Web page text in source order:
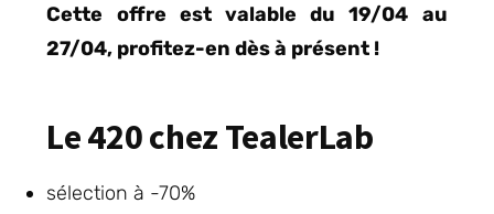
Cette offre est valable du 19/04 au
27/04, profitez-en dès à présent !
Le 420 chez TealerLab
sélection à -70%